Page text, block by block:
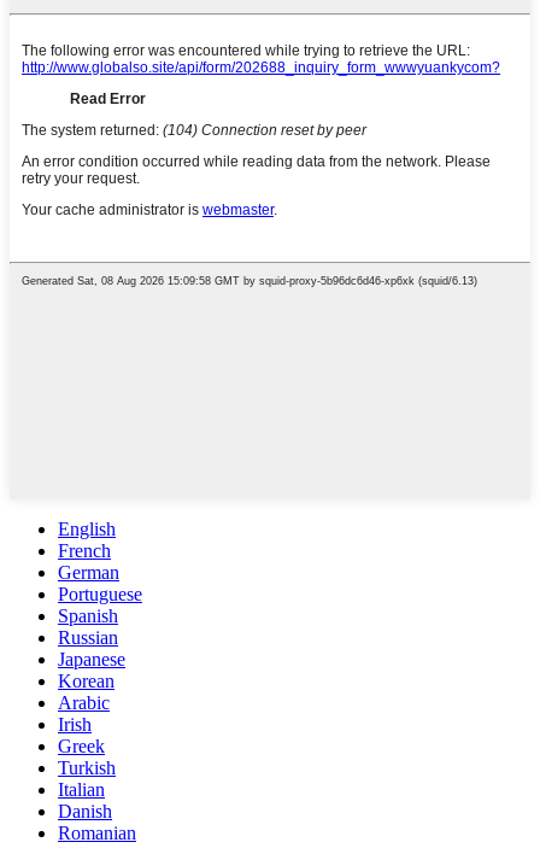
English
French
German
Portuguese
Spanish
Russian
Japanese
Korean
Arabic
Irish
Greek
Turkish
Italian
Danish
Romanian